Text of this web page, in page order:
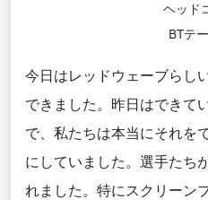
ヘッド
BTテ
今日はレッドウェーブらし
できました。昨日はできて
で、私たちは本当にそれを
にしていました。選手たち
れました。特にスクリーン